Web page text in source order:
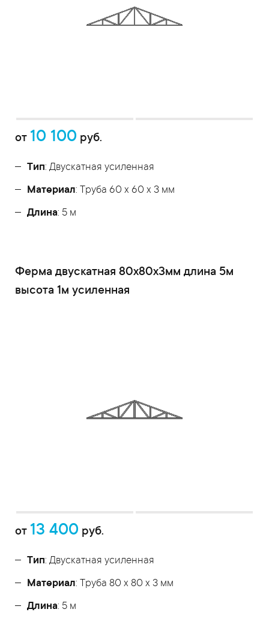
от 10 100 руб.
Тип: Двускатная усиленная
Материал: Труба 60 x 60 x 3 мм
Длина: 5 м
Ферма двускатная 80x80x3мм длина 5м
высота 1м усиленная
от 13 400 руб.
Тип: Двускатная усиленная
Материал: Труба 80 x 80 x 3 мм
Длина: 5 м